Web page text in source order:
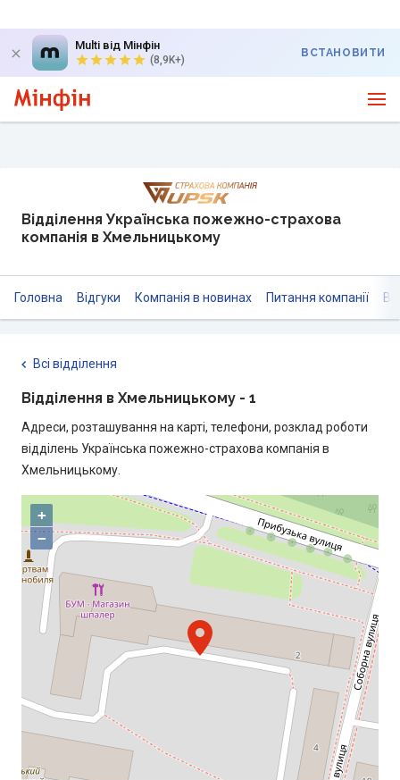
Multi від Мінфін
(8,9K+)
ВСТАНОВИТИ
Відділення Українська пожежно-страхова
компанія в Хмельницькому
Головна Відгуки Компанія в новинах Питання компанії
Всі відділення
Відділення в Хмельницькому - 1
Адреси, розташування на карті, телефони, розклад роботи
відділень Українська пожежно-страхова компанія в
Хмельницькому.
+
−